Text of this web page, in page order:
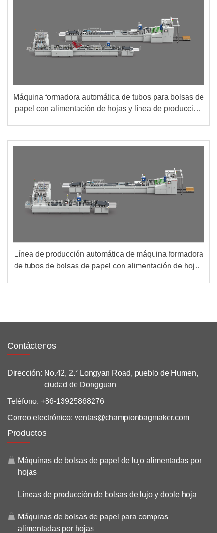
Máquina formadora automática de tubos para bolsas de
papel con alimentación de hojas y línea de producción
Línea de producción automática de máquina formadora
de tubos de bolsas de papel con alimentación de hojas
Contáctenos
Dirección: No.42, 2.° Longyan Road, pueblo de Humen,
ciudad de Dongguan
Teléfono: +86-13925868276
Correo electrónico: ventas@championbagmaker.com
Productos
Máquinas de bolsas de papel de lujo alimentadas por
hojas
Líneas de producción de bolsas de lujo y doble hoja
Máquinas de bolsas de papel para compras
alimentadas por hojas